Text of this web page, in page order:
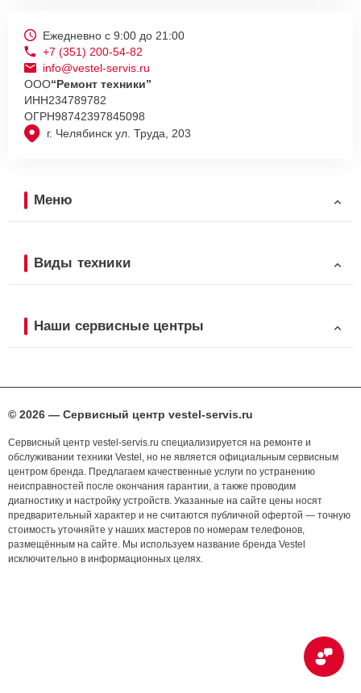
г. Челябинск ул. Труда, 203
Ежедневно с 9:00 до 21:00
+7 (351) 200-54-82
info@vestel-servis.ru
ООО“Ремонт техники”
ИНН234789782
ОГРН98742397845098
Меню
Виды техники
Наши сервисные центры
© 2026 — Сервисный центр vestel-servis.ru
Сервисный центр vestel-servis.ru специализируется на ремонте и
обслуживании техники Vestel, но не является официальным сервисным
центром бренда. Предлагаем качественные услуги по устранению
неисправностей после окончания гарантии, а также проводим
диагностику и настройку устройств. Указанные на сайте цены носят
предварительный характер и не считаются публичной офертой — точную
стоимость уточняйте у наших мастеров по номерам телефонов,
размещённым на сайте. Мы используем название бренда Vestel
исключительно в информационных целях.